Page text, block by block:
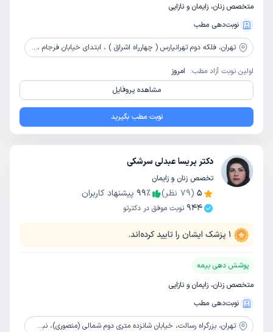
متخصص زنان، زایمان و نازایی
نوبت‌دهی مطب
تهران، فلکه دوم تهرانپارس ( چهارراه اشراق ) ، ابتدای خیابان فرجام ، پلاک 31 ، جنب بانک ایران زمین ، طبقه اول ، واحد 1
اولین نوبت آزاد مطب: امروز
مشاهده پروفایل
نوبت مطب بگیرید
دکتر پریسا عبدلی سرشکی
تخصص زنان و زایمان
5
(
79 نظر) 99٪
پیشنهاد کاربران
944 نوبت موفق در دکترتو
1 پزشک ایشان را تایید کرده‌اند.
پوشش دهی بیمه
متخصص زنان، زایمان و نازایی
نوبت‌دهی مطب
تهران، بزرگراه رسالت، خیابان شانزده متری دوم شمالی (منصوری)، نبش تقاطع براد ران محمودی(لاهیجانی)، پلاک29، واحد 5